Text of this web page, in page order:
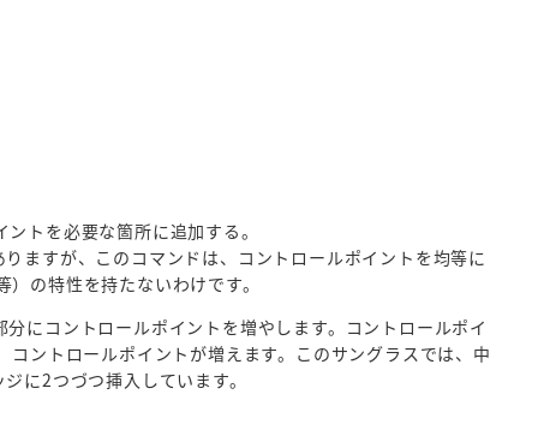
トを必要な箇所に追加する。
ますが、このコマンドは、コントロールポイントを均等に
の特性を持たないわけです。
にコントロールポイントを増やします。コントロールポイ
ントロールポイントが増えます。このサングラスでは、中
に2つづつ挿入しています。